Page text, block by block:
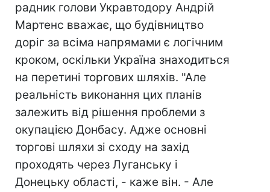
радник голови Укравтодору Андрій
Мартенс вважає, що будівництво
доріг за всіма напрямами є логічним
кроком, оскільки Україна знаходиться
на перетині торгових шляхів. "Але
реальність виконання цих планів
залежить від рішення проблеми з
окупацією Донбасу. Адже основні
торгові шляхи зі сходу на захід
проходять через Луганську і
Донецьку області, - каже він. - Але